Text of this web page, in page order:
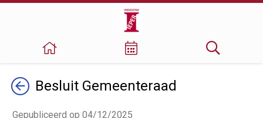
TerugBesluit Gemeenteraad
Gepubliceerd op 04/12/2025